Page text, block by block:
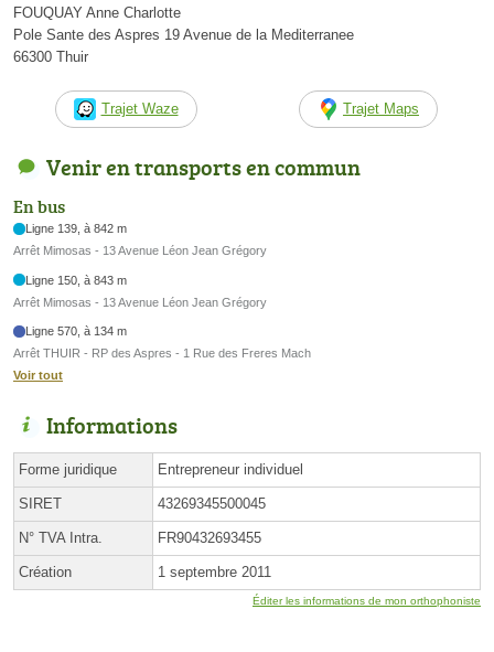
FOUQUAY Anne Charlotte
Pole Sante des Aspres 19 Avenue de la Mediterranee
66300 Thuir
Trajet Waze Trajet Maps
Venir en transports en commun
En bus
Ligne 139, à 842 m
Arrêt Mimosas - 13 Avenue Léon Jean Grégory
Ligne 150, à 843 m
Arrêt Mimosas - 13 Avenue Léon Jean Grégory
Ligne 570, à 134 m
Arrêt THUIR - RP des Aspres - 1 Rue des Freres Mach
Voir tout
Informations
Forme juridique Entrepreneur individuel
SIRET 43269345500045
N° TVA Intra. FR90432693455
Création 1 septembre 2011
Éditer les informations de mon orthophoniste